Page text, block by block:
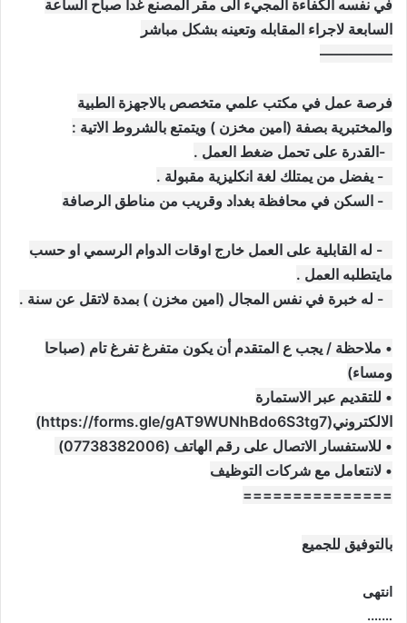
في نفسه الكفاءة المجيء الى مقر المصنع غدا صباح الساعة
السابعة لاجراء المقابله وتعينه بشكل مباشر
—————
فرصة عمل في مكتب علمي متخصص بالاجهزة الطبية
والمختبرية بصفة (امين مخزن ) ويتمتع بالشروط الاتية :
4- له القابلية على العمل خارج اوقات الدوام الرسمي او حسب
مايتطلبه العمل .
• ملاحظة / يجب ع المتقدم أن يكون متفرغ تفرغ تام (صباحا
ومساء)
• للتقديم عبر الاستمارة
الالكتروني(https://forms.gle/gAT9WUNhBdo6S3tg7)
• للاستفسار الاتصال على رقم الهاتف (07738382006)
• لانتعامل مع شركات التوظيف
===============
بالتوفيق للجميع
انتهى
…….